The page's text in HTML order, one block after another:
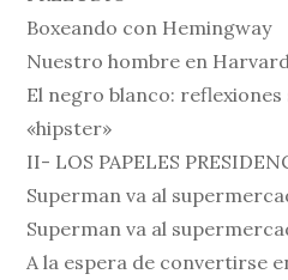
Boxeando con Hemingway
Nuestro hombre en
El negro blanco:
«hipster»
II- LOS PAPELES
Superman va al
Superman va al
A la espera de convertirse